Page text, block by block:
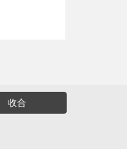
收合